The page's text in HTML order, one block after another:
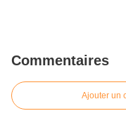
Commentaires
Ajouter un